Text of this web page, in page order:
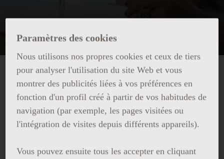
VERBENA DE SAN JUAN AT
LA TERRAZA DEL CENTRAL
Paramètres des cookies
Nous utilisons nos propres cookies et ceux de tiers
pour analyser l'utilisation du site Web et vous
montrer des publicités liées à vos préférences en
fonction d'un profil créé à partir de vos habitudes de
navigation (par exemple, les pages visitées ou
l'intégration de visites depuis différents appareils).
Vous pouvez ensuite tous les accepter en cliquant